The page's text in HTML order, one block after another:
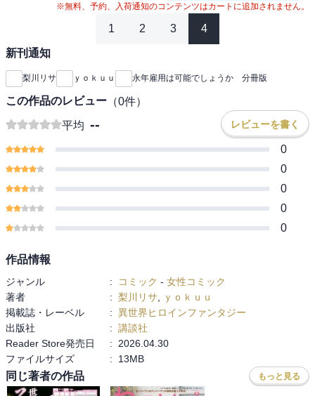
※無料、予約、入荷通知のコンテンツはカートに追加されません。
1 2 3 4
新刊通知
梨川リサ ｙｏｋｕｕ 永年雇用は可能でしょうか 分冊版
この作品のレビュー （0件）
平均 -- レビューを書く
0
0
0
0
0
作品情報
ジャンル : コミック - 女性コミック
著者
: 梨川リサ
ｙｏｋｕｕ
掲載誌・レーベル
: 異世界ヒロインファンタジー
出版社
: 講談社
Reader Store発売日
:
2026.04.30
ファイルサイズ
: 13MB
同じ著者の作品 もっと見る